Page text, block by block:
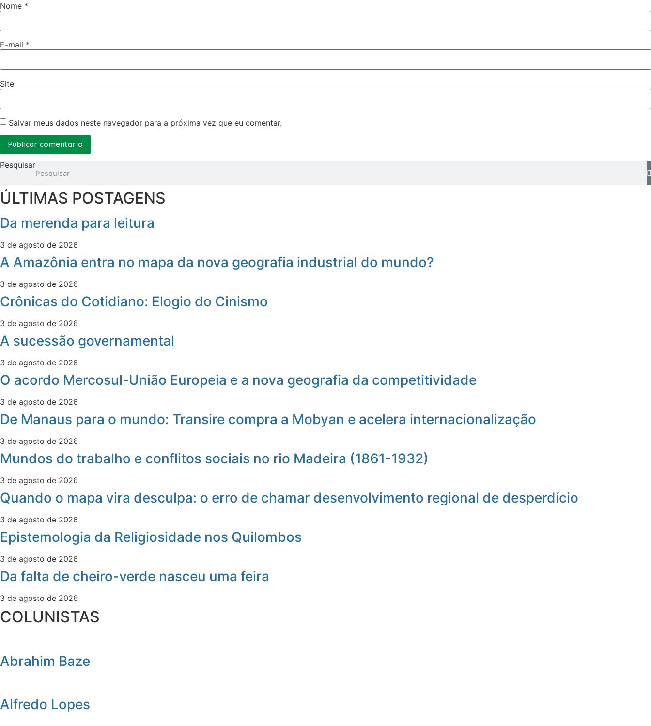
Nome *
E-mail *
Site
Salvar meus dados neste navegador para a próxima vez que eu comentar.
Pesquisar
ÚLTIMAS POSTAGENS
Da merenda para leitura
3 de agosto de 2026
A Amazônia entra no mapa da nova geografia industrial do mundo?
3 de agosto de 2026
Crônicas do Cotidiano: Elogio do Cinismo
3 de agosto de 2026
A sucessão governamental
3 de agosto de 2026
O acordo Mercosul-União Europeia e a nova geografia da competitividade
3 de agosto de 2026
De Manaus para o mundo: Transire compra a Mobyan e acelera internacionalização
3 de agosto de 2026
Mundos do trabalho e conflitos sociais no rio Madeira (1861-1932)
3 de agosto de 2026
Quando o mapa vira desculpa: o erro de chamar desenvolvimento regional de desperdício
3 de agosto de 2026
Epistemologia da Religiosidade nos Quilombos
3 de agosto de 2026
Da falta de cheiro-verde nasceu uma feira
3 de agosto de 2026
COLUNISTAS
Abrahim Baze
Alfredo Lopes